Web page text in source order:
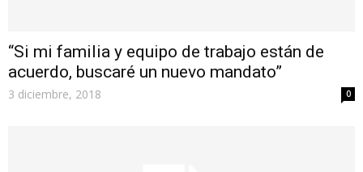
“Si mi familia y equipo de trabajo están de
acuerdo, buscaré un nuevo mandato”
3 diciembre, 2018 0